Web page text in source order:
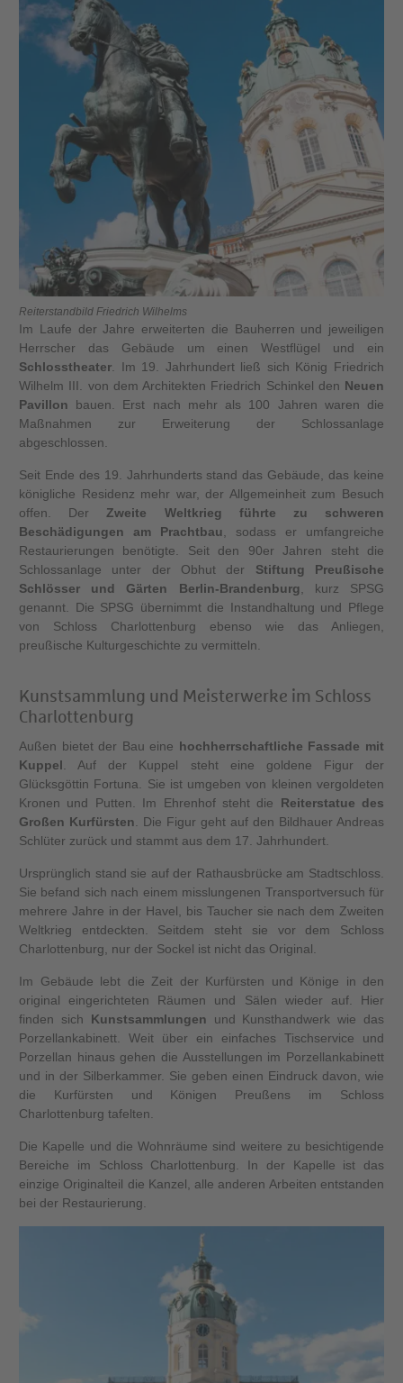
Reiterstandbild Friedrich Wilhelms
Im Laufe der Jahre erweiterten die Bauherren und jeweiligen
Herrscher das Gebäude um einen Westflügel und ein
Schlosstheater. Im 19. Jahrhundert ließ sich König Friedrich
Wilhelm III. von dem Architekten Friedrich Schinkel den Neuen
Pavillon bauen. Erst nach mehr als 100 Jahren waren die
Maßnahmen zur Erweiterung der Schlossanlage
abgeschlossen.
Seit Ende des 19. Jahrhunderts stand das Gebäude, das keine
königliche Residenz mehr war, der Allgemeinheit zum Besuch
offen. DerZweite Weltkrieg führte zu schweren
Beschädigungen am Prachtbau, sodass er umfangreiche
Restaurierungen benötigte. Seit den 90er Jahren steht die
Schlossanlage unter der Obhut der Stiftung Preußische
Schlösser und Gärten Berlin-Brandenburg, kurz SPSG
genannt. Die SPSG übernimmt die Instandhaltung und Pflege
von Schloss Charlottenburg ebenso wie das Anliegen,
preußische Kulturgeschichte zu vermitteln.
Kunstsammlung und Meisterwerke im Schloss
Charlottenburg
Außen bietet der Bau eine hochherrschaftliche Fassade mit
Kuppel . Auf der Kuppel steht eine goldene Figur der
Glücksgöttin Fortuna. Sie ist umgeben von kleinen vergoldeten
Kronen und Putten. Im Ehrenhof steht die Reiterstatue des
Großen Kurfürsten . Die Figur geht auf den Bildhauer Andreas
Schlüter zurück und stammt aus dem 17. Jahrhundert.
Ursprünglich stand sie auf der Rathausbrücke am Stadtschloss.
Sie befand sich nach einem misslungenen Transportversuch für
mehrere Jahre in der Havel, bis Taucher sie nach dem Zweiten
Weltkrieg entdeckten. Seitdem steht sie vor dem Schloss
Charlottenburg, nur der Sockel ist nicht das Original.
Im Gebäude lebt die Zeit der Kurfürsten und Könige in den
original eingerichteten Räumen und Sälen wieder auf. Hier
finden sich Kunstsammlungen und Kunsthandwerk wie das
Porzellankabinett. Weit über ein einfaches Tischservice und
Porzellan hinaus gehen die Ausstellungen im Porzellankabinett
und in der Silberkammer. Sie geben einen Eindruck davon, wie
die Kurfürsten und Königen Preußens im Schloss
Charlottenburg tafelten.
Die Kapelle und die Wohnräume sind weitere zu besichtigende
Bereiche im Schloss Charlottenburg. In der Kapelle ist das
einzige Originalteil die Kanzel, alle anderen Arbeiten entstanden
bei der Restaurierung.